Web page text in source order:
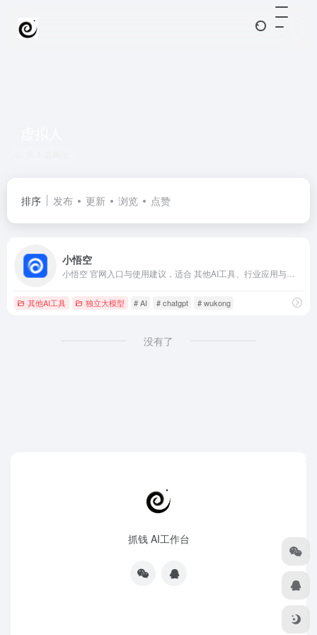
排序 发布 更新 浏览 点赞
小悟空
其他AI工具 独立大模型 # AI # chatgpt # wukong
没有了
抓钱 AI工作台